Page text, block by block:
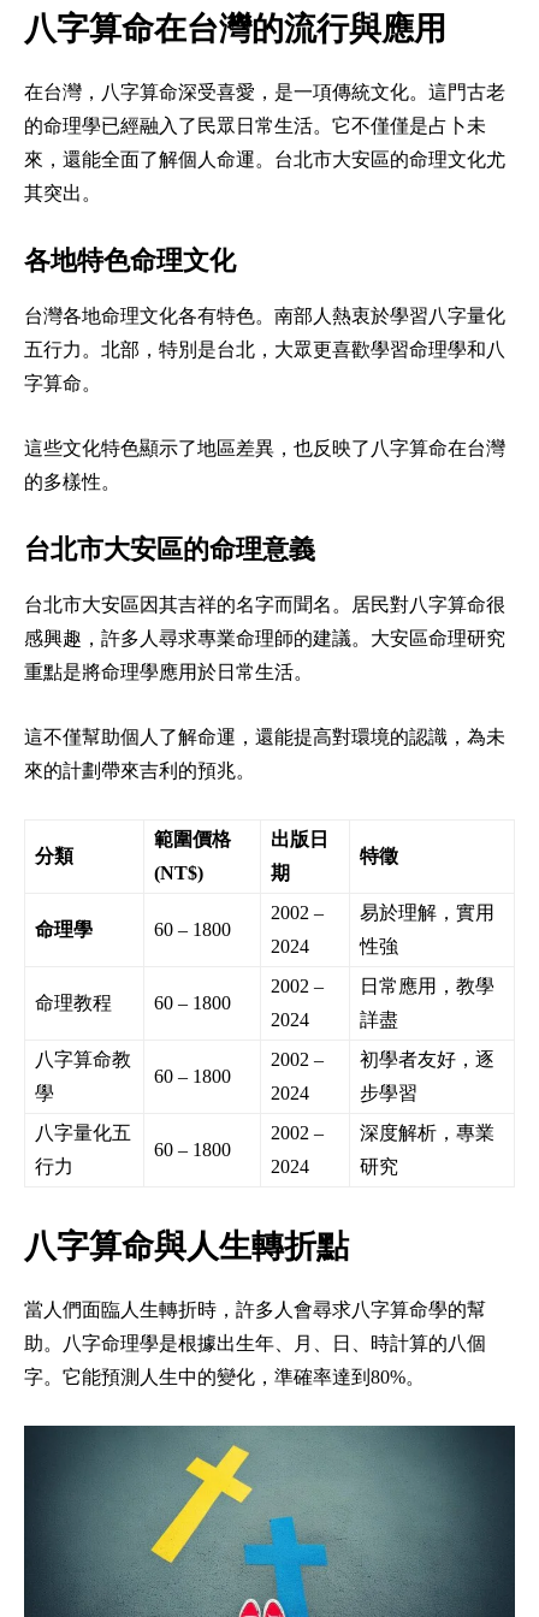
八字算命在台灣的流行與應用
在台灣，八字算命深受喜愛，是一項傳統文化。這門古老
的命理學已經融入了民眾日常生活。它不僅僅是占卜未
來，還能全面了解個人命運。台北市大安區的命理文化尤
其突出。
各地特色命理文化
台灣各地命理文化各有特色。南部人熱衷於學習八字量化
五行力。北部，特別是台北，大眾更喜歡學習命理學和八
字算命。
這些文化特色顯示了地區差異，也反映了八字算命在台灣
的多樣性。
台北市大安區的命理意義
台北市大安區因其吉祥的名字而聞名。居民對八字算命很
感興趣，許多人尋求專業命理師的建議。大安區命理研究
重點是將命理學應用於日常生活。
這不僅幫助個人了解命運，還能提高對環境的認識，為未
來的計劃帶來吉利的預兆。
分類
範圍價格
(NT$)
出版日
期
特徵
命理學 60 – 1800
2002 –
2024
易於理解，實用
性強
命理教程 60 – 1800
2002 –
2024
日常應用，教學
詳盡
八字算命教
學
60 – 1800
2002 –
2024
初學者友好，逐
步學習
八字量化五
行力
60 – 1800
2002 –
2024
深度解析，專業
研究
八字算命與人生轉折點
當人們面臨人生轉折時，許多人會尋求八字算命學的幫
助。八字命理學是根據出生年、月、日、時計算的八個
字。它能預測人生中的變化，準確率達到80%。